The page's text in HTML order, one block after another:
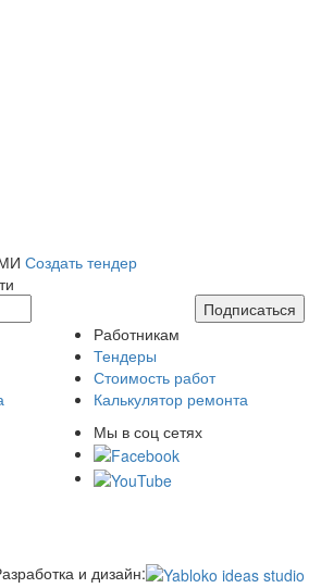
Создать тендер
Подписаться
Работникам
Тендеры
Стоимость работ
Калькулятор ремонта
Мы в соц сетях
и дизайн: